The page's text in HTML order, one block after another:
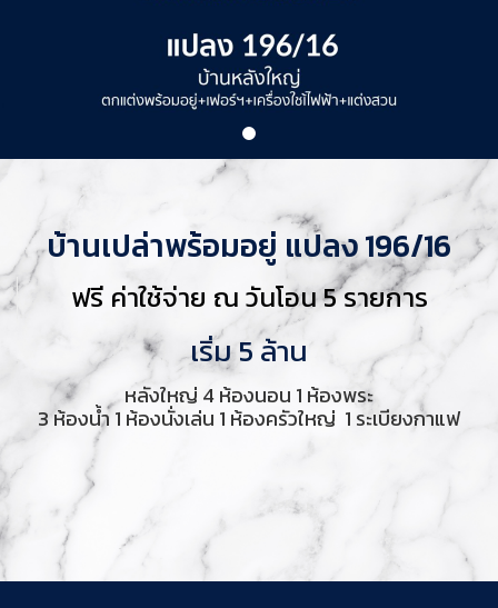
บ้านเปล่าพร้อมอยู่ แปลง 196/16
ฟรี ค่าใช้จ่าย ณ วันโอน 5 รายการ
เริ่ม 5 ล้าน
หลังใหญ่ 4ห้องนอน 1 ห้องพระ
3ห้องน้ำ1 ห้องนั่งเล่น 1 ห้องครัวใหญ่ 1 ระเบียงกาแฟ